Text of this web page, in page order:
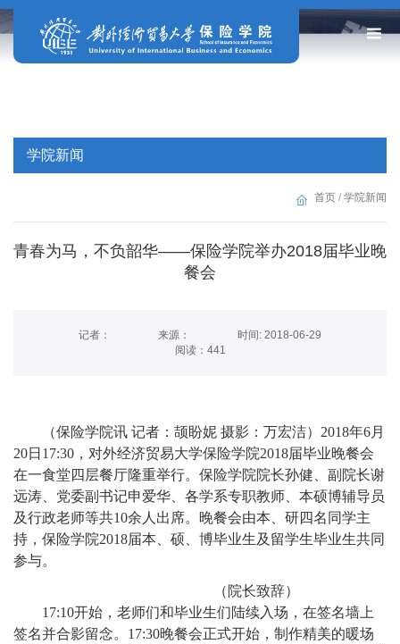
学院新闻
首页 / 学院新闻
青春为马，不负韶华——保险学院举办2018届毕业晚
餐会
记者： 来源：
时间: 2018-06-29
阅读： 441
（保险学院讯 记者：颉盼妮 摄影：万宏洁）2018年6月
20日17:30，对外经济贸易大学保险学院2018届毕业晚餐会
在一食堂四层餐厅隆重举行。保险学院院长孙健、副院长谢
远涛、党委副书记申爱华、各学系专职教师、本硕博辅导员
及行政老师等共10余人出席。晚餐会由本、研四名同学主
持，保险学院2018届本、硕、博毕业生及留学生毕业生共同
参与。
（ 院长致辞）
17:10开始，老师们和毕业生们陆续入场，在签名墙上
签名并合影留念。17:30晚餐会正式开始，制作精美的暖场